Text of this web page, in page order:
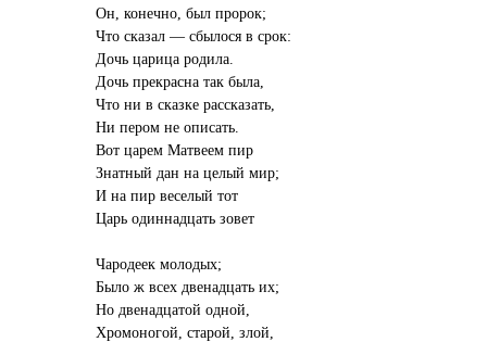
Он, конечно, был пророк;
Что сказал — сбылося в срок:
Дочь царица родила.
Дочь прекрасна так была,
Что ни в сказке рассказать,
Ни пером не описать.
Вот царем Матвеем пир
Знатный дан на целый мир;
И на пир веселый тот
Царь одиннадцать зовет
Чародеек молодых;
Было ж всех двенадцать их;
Но двенадцатой одной,
Хромоногой, старой, злой,